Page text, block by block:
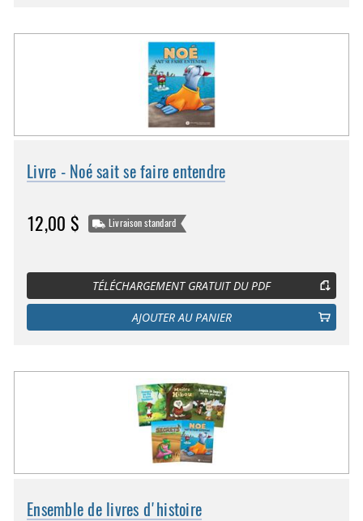
Livre - Noé sait se faire entendre
12,00 $ Livraison standard
TÉLÉCHARGEMENT GRATUIT DU PDF
AJOUTER AU PANIER
Ensemble de livres d'histoire